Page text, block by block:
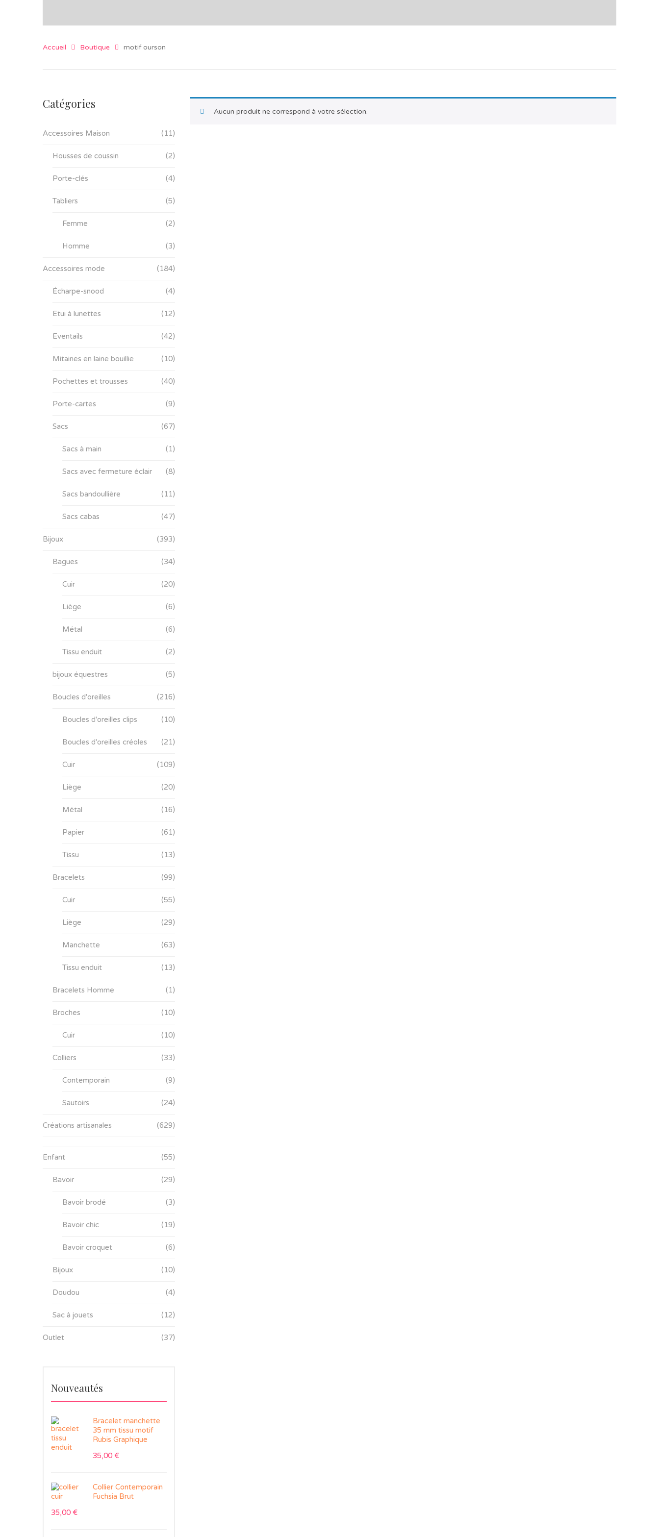
Accueil Boutique motif ourson
Catégories
Accessoires Maison (11)
Housses de coussin (2)
Porte-clés (4)
Tabliers (5)
Femme (2)
Homme (3)
Accessoires mode (184)
Écharpe-snood (4)
Etui à lunettes (12)
Eventails (42)
Mitaines en laine bouillie (10)
Pochettes et trousses (40)
Porte-cartes (9)
Sacs (67)
Sacs à main (1)
Sacs avec fermeture éclair (8)
Sacs bandoullière (11)
Sacs cabas (47)
Bijoux (393)
Bagues (34)
Cuir (20)
Liège (6)
Métal (6)
Tissu enduit (2)
bijoux équestres (5)
Boucles d'oreilles (216)
Boucles d'oreilles clips (10)
Boucles d'oreilles créoles (21)
Cuir (109)
Liège (20)
Métal (16)
Papier (61)
Tissu (13)
Bracelets (99)
Cuir (55)
Liège (29)
Manchette (63)
Tissu enduit (13)
Bracelets Homme (1)
Broches (10)
Cuir (10)
Colliers (33)
Contemporain (9)
Sautoirs (24)
Créations artisanales (629)
Enfant (55)
Bavoir (29)
Bavoir brodé (3)
Bavoir chic (19)
Bavoir croquet (6)
Bijoux (10)
Doudou (4)
Sac à jouets (12)
Outlet (37)
Nouveautés
Bracelet manchette
35 mm tissu motif
Rubis Graphique
35,00 €
Collier Contemporain
Fuchsia Brut
35,00 €
Aucun produit ne correspond à votre sélection.